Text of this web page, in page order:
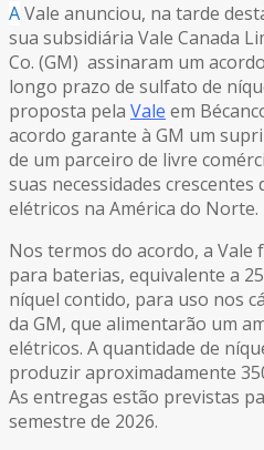
AVale anunciou, na tarde
sua subsidiária Vale Canada
Co. (GM) assinaram um
longo prazo de sulfato de
proposta pela Vale em
acordo garante à GM um
de um parceiro de livre
suas necessidades crescentes
elétricos na América do Norte.
Nos termos do acordo, a
para baterias, equivalente a
níquel contido, para uso nos
da GM, que alimentarão um
elétricos. A quantidade de
produzir aproximadamente
As entregas estão previstas
semestre de 2026.